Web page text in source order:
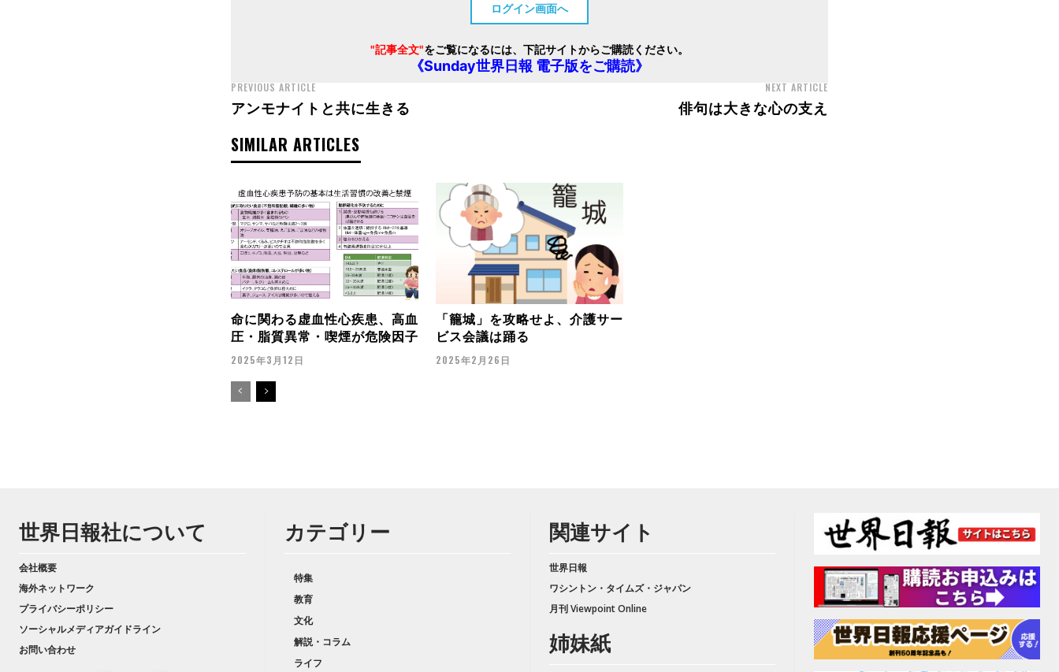
ログイン画面へ
"記事全文"をご覧になるには、下記サイトからご購読ください。
《Sunday世界日報 電子版をご購読》
PREVIOUS ARTICLE
アンモナイトと共に生きる
NEXT ARTICLE
俳句は大きな心の支え
SIMILAR ARTICLES
命に関わる虚血性心疾患、高血
圧・脂質異常・喫煙が危険因子
2025年3月12日
「籠城」を攻略せよ、介護サー
ビス会議は踊る
2025年2月26日
世界日報社について
会社概要
海外ネットワーク
プライバシーポリシー
ソーシャルメディアガイドライン
お問い合わせ
カテゴリー
特集
教育
文化
解説・コラム
ライフ
関連サイト
世界日報
ワシントン・タイムズ・ジャパン
月刊 Viewpoint Online
姉妹紙